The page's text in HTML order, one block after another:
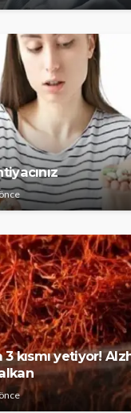
3 kısmı yetiyor!